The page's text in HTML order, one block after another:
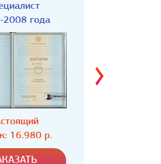
года
16.980 р.